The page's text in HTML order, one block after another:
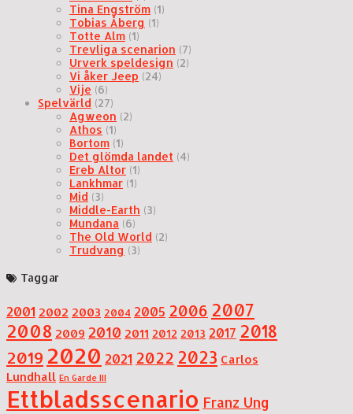
Tina Engström (1)
Tobias Åberg (1)
Totte Alm (1)
Trevliga scenarion (7)
Urverk speldesign (2)
Vi åker Jeep (24)
Vije (6)
Spelvärld (27)
Agweon (2)
Athos (1)
Bortom (1)
Det glömda landet (4)
Ereb Altor (1)
Lankhmar (1)
Mid (3)
Middle-Earth (3)
Mundana (6)
The Old World (2)
Trudvang (3)
Taggar
2001 2002 2003 2004 2005 2006 2007
2008 2009 2010 2011 2012 2013 2017 2018
2019 2020 2021 2022 2023 Carlos
Lundhall En Garde III
Ettbladsscenario Franz Ung